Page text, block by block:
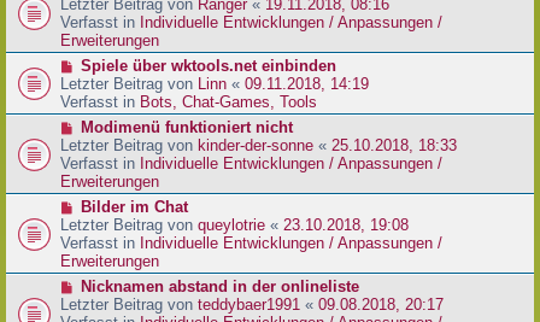
t
r
a
g
B
e
i
r
a
g
u
e
r
B
e
i
r
a
g
Letzter Beitrag von Ranger « 19.11.2018, 08:16
Verfasst in Individuelle Entwicklungen / Anpassungen /
Erweiterungen
N
e
u
e
r
B
e
i
r
a
g
Spiele über wktools.net einbinden
Letzter Beitrag von Linn « 09.11.2018, 14:19
Verfasst in Bots, Chat-Games, Tools
N
e
u
e
r
B
e
i
t
a
Modimenü funktioniert nicht
Letzter Beitrag von kinder-der-sonne « 25.10.2018, 18:33
Verfasst in Individuelle Entwicklungen / Anpassungen /
Erweiterungen
N
e
u
e
r
B
e
Bilder im Chat
Letzter Beitrag von queylotrie « 23.10.2018, 19:08
Verfasst in Individuelle Entwicklungen / Anpassungen /
Erweiterungen
N
e
Nicknamen abstand in der onlineliste
Letzter Beitrag von teddybaer1991 « 09.08.2018, 20:17